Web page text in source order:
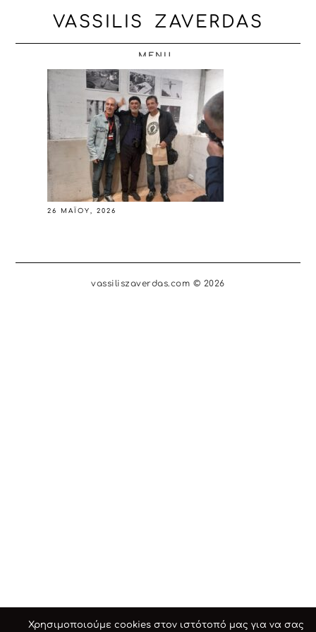
VASSILIS ZAVERDAS
MENU
26 ΜΑΪ́ΟΥ, 2026
vassiliszaverdas.com © 2026
Χρησιμοποιούμε cookies στον ιστότοπό μας για να σας